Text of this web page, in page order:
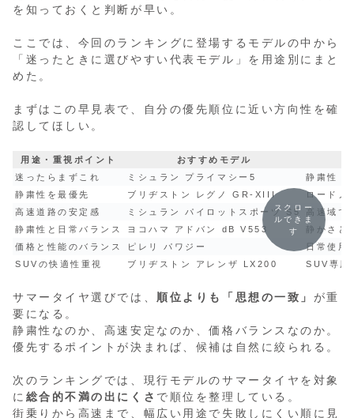
を知っておくと判断が早い。
ここでは、今回のランキングに登場するモデルの中から
「迷ったときに選びやすい代表モデル」を用途別にまと
めた。
まずはこの早見表で、自分の優先順位に近い方向性を確
認してほしい。
用途・重視ポイント
おすすめモデル
迷ったらまずこれ
ミシュラン プライマシー5
静粛性・
静粛性を最優先
ブリヂストン レグノ GR-XIII
ロードノ
高速道路の安定感
ミシュラン パイロットスポーツ S5
高速域で
静粛性と日常バランス
ヨコハマ アドバン dB V553
静かさと
価格と性能のバランス
ピレリ パワジー
日常使用
SUVの快適性重視
ブリヂストン アレンザ LX200 SUV専用
スクロー
ルできま
す
サマータイヤ選びでは、 順位よりも「思想の一致」 が重
要になる。
静粛性なのか、高速安定なのか、価格バランスなのか。
優先するポイントが決まれば、候補は自然に絞られる。
次のランキングでは、現行モデルのサマータイヤを対象
に 総合的不満の出にくさ で順位を整理している。
街乗りから高速まで、幅広い用途で失敗しにくい順に見